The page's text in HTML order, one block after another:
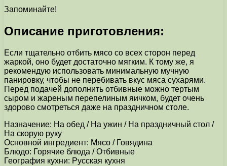
Запоминайте!
Описание приготовления:
Если тщательно отбить мясо со всех сторон перед
жаркой, оно будет достаточно мягким. К тому же, я
рекомендую использовать минимальную мучную
панировку, чтобы не перебивать вкус мяса сухарями.
Перед подачей дополнить отбивные можно тертым
сыром и жареным перепелиным яичком, будет очень
здорово смотреться даже на праздничном столе.
Назначение: На обед / На ужин / На праздничный стол /
На скорую руку
Основной ингредиент: Мясо / Говядина
Блюдо: Горячие блюда / Отбивные
География кухни: Русская кухня